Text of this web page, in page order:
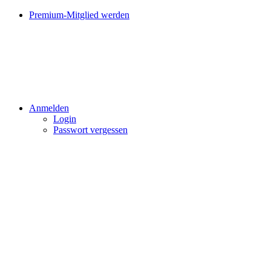
Premium-Mitglied werden
Anmelden
Login
Passwort vergessen